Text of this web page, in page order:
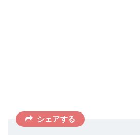
シェアする